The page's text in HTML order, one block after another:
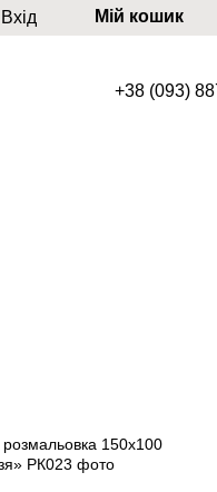
Вхід Мій кошик
+38 (093)